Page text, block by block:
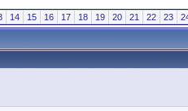
14 15 16 17 18 19 20 21 22 23